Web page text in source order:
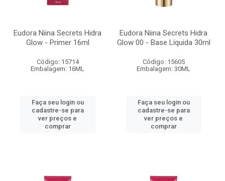
Eudora Niina Secrets Hidra
Glow - Primer 16ml
Código: 15714
Embalagem: 16ML
Faça seu login ou
cadastre-se para
ver preços e
comprar
Eudora Niina Secrets Hidra
Glow 00 - Base Líquida 30ml
Código: 15605
Embalagem: 30ML
Faça seu login ou
cadastre-se para
ver preços e
comprar